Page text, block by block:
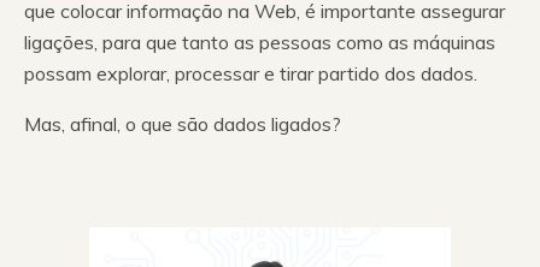
que colocar informação na Web, é importante assegurar
ligações, para que tanto as pessoas como as máquinas
possam explorar, processar e tirar partido dos dados.
Mas, afinal, o que são dados ligados?